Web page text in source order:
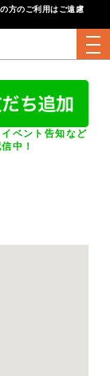
方のご利用はご遠慮
ベント告知など
中！